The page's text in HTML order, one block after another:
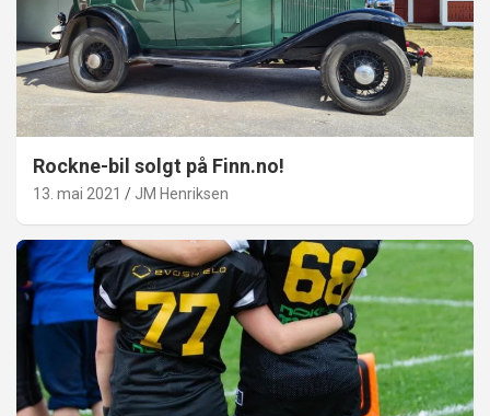
Rockne-bil solgt på Finn.no!
13. mai 2021 JM Henriksen